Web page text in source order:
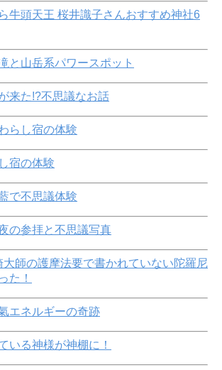
牛頭天王 桜井識子さんおすすめ神社6
と山岳系パワースポット
来た!?不思議なお話
らし宿の体験
宿の体験
で不思議体験
の参拝と不思議写真
師の護摩法要で書かれていない陀羅尼
た！
エネルギーの奇跡
いる神様が神棚に！